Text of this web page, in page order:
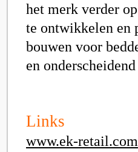
het merk verder
te ontwikkelen en
bouwen voor
en
Links
www.ek-retail.com